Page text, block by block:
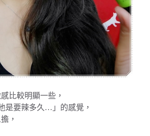
比較明顯一些，
是要辣多久…」的感覺，
，